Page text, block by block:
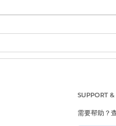
SUPPORT &
需要帮助？